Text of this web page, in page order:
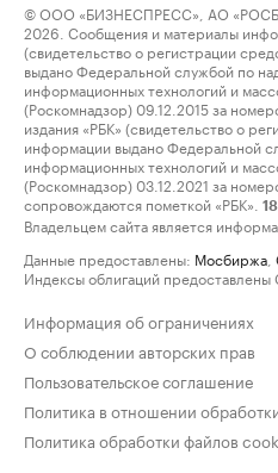
© ООО «БИЗНЕСПРЕСС», АО
2026. Сообщения и материалы
(свидетельство о регистрации
выдано Федеральной службой по
информационных технологий и
(Роскомнадзор) 09.12.2015 за
издания «РБК» (свидетельство о
информации выдано Федеральной
информационных технологий и
(Роскомнадзор) 03.12.2021 за
сопровождаются пометкой «РБК».
Владельцем сайта является
Данные предоставлены: Мосбиржа
Индексы облигаций предоставлены
Информация об ограничениях
О соблюдении авторских прав
Пользовательское соглашение
Политика в отношении
Политика обработки файлов